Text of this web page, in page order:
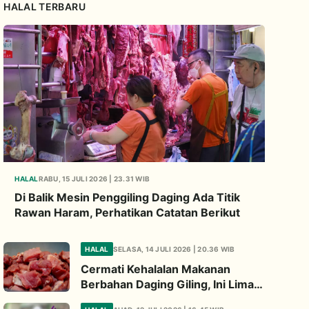
HALAL TERBARU
HALALRABU, 15 JULI 2026 | 23.31 WIB
Di Balik Mesin Penggiling Daging Ada Titik
Rawan Haram, Perhatikan Catatan Berikut
HALAL SELASA, 14 JULI 2026 | 20.36 WIB
Cermati Kehalalan Makanan
Berbahan Daging Giling, Ini Lima